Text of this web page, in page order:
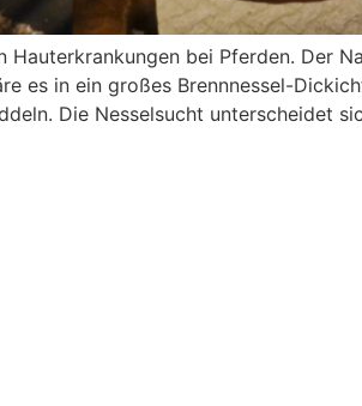
bei Pferden. Der
es in ein großes Brennnessel-
Die Nesselsucht unterscheidet